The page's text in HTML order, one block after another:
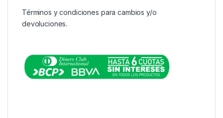
Términos y condiciones para cambios y/o
devoluciones.